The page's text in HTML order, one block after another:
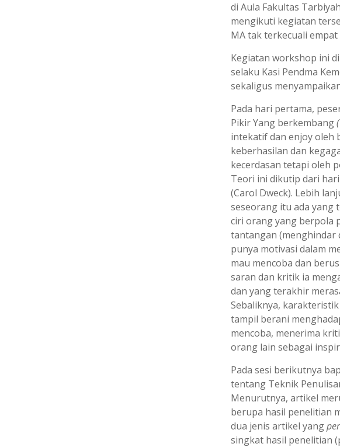
di Aula Fakultas
mengikuti kegiatan
MA tak terkecuali
Kegiatan workshop ini
selaku Kasi Pendma
sekaligus
Pada hari pertama,
Pikir Yang berkembang
intekatif dan enjoy oleh
keberhasilan dan
kecerdasan tetapi oleh
Teori ini dikutip dari
(Carol Dweck). Lebih
seseorang itu ada yang
ciri orang yang berpola
tantangan (menghindar
punya motivasi dalam
mau mencoba dan
saran dan kritik ia
dan yang terakhir
Sebaliknya,
tampil berani
mencoba, menerima
orang lain sebagai
Pada sesi berikutnya
tentang Teknik
Menurutnya, artikel
berupa hasil penelitian
dua jenis artikel yang
singkat hasil penelitian